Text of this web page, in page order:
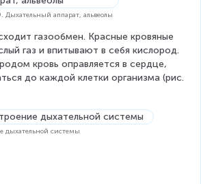
Дыхательный аппарат, альвеолы
газообмен. Красные кровяные
газ и впитывают в себя кислород.
кровь оправляется в сердце,
до каждой клетки организма (рис.
дыхательной системы